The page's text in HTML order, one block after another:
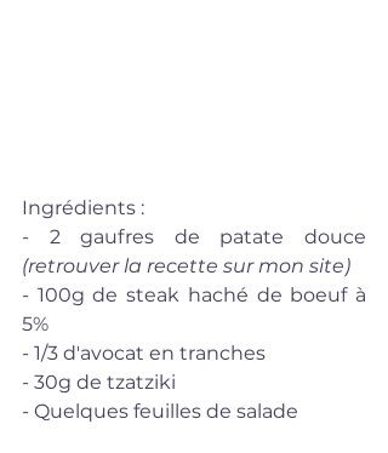
Ingrédients :
(retrouver la recette sur mon site)
- 100g de steak haché de boeuf à
5%
- 1/3 d'avocat en tranches
- 30g de tzatziki
- Quelques feuilles de salade